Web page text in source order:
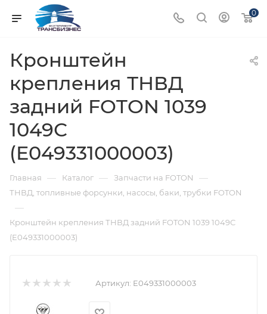
0
Кронштейн
крепления ТНВД
задний FOTON 1039
1049С
(E049331000003)
Главная — Каталог — Запчасти на FOTON —
ТНВД, топливные форсунки, насосы, баки, трубки FOTON
—
Кронштейн крепления ТНВД задний FOTON 1039 1049С
(E049331000003)
Артикул: E049331000003